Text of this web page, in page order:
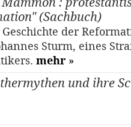
:
(Sachbuch)
der
Sturm, eines
mehr »
und ihre